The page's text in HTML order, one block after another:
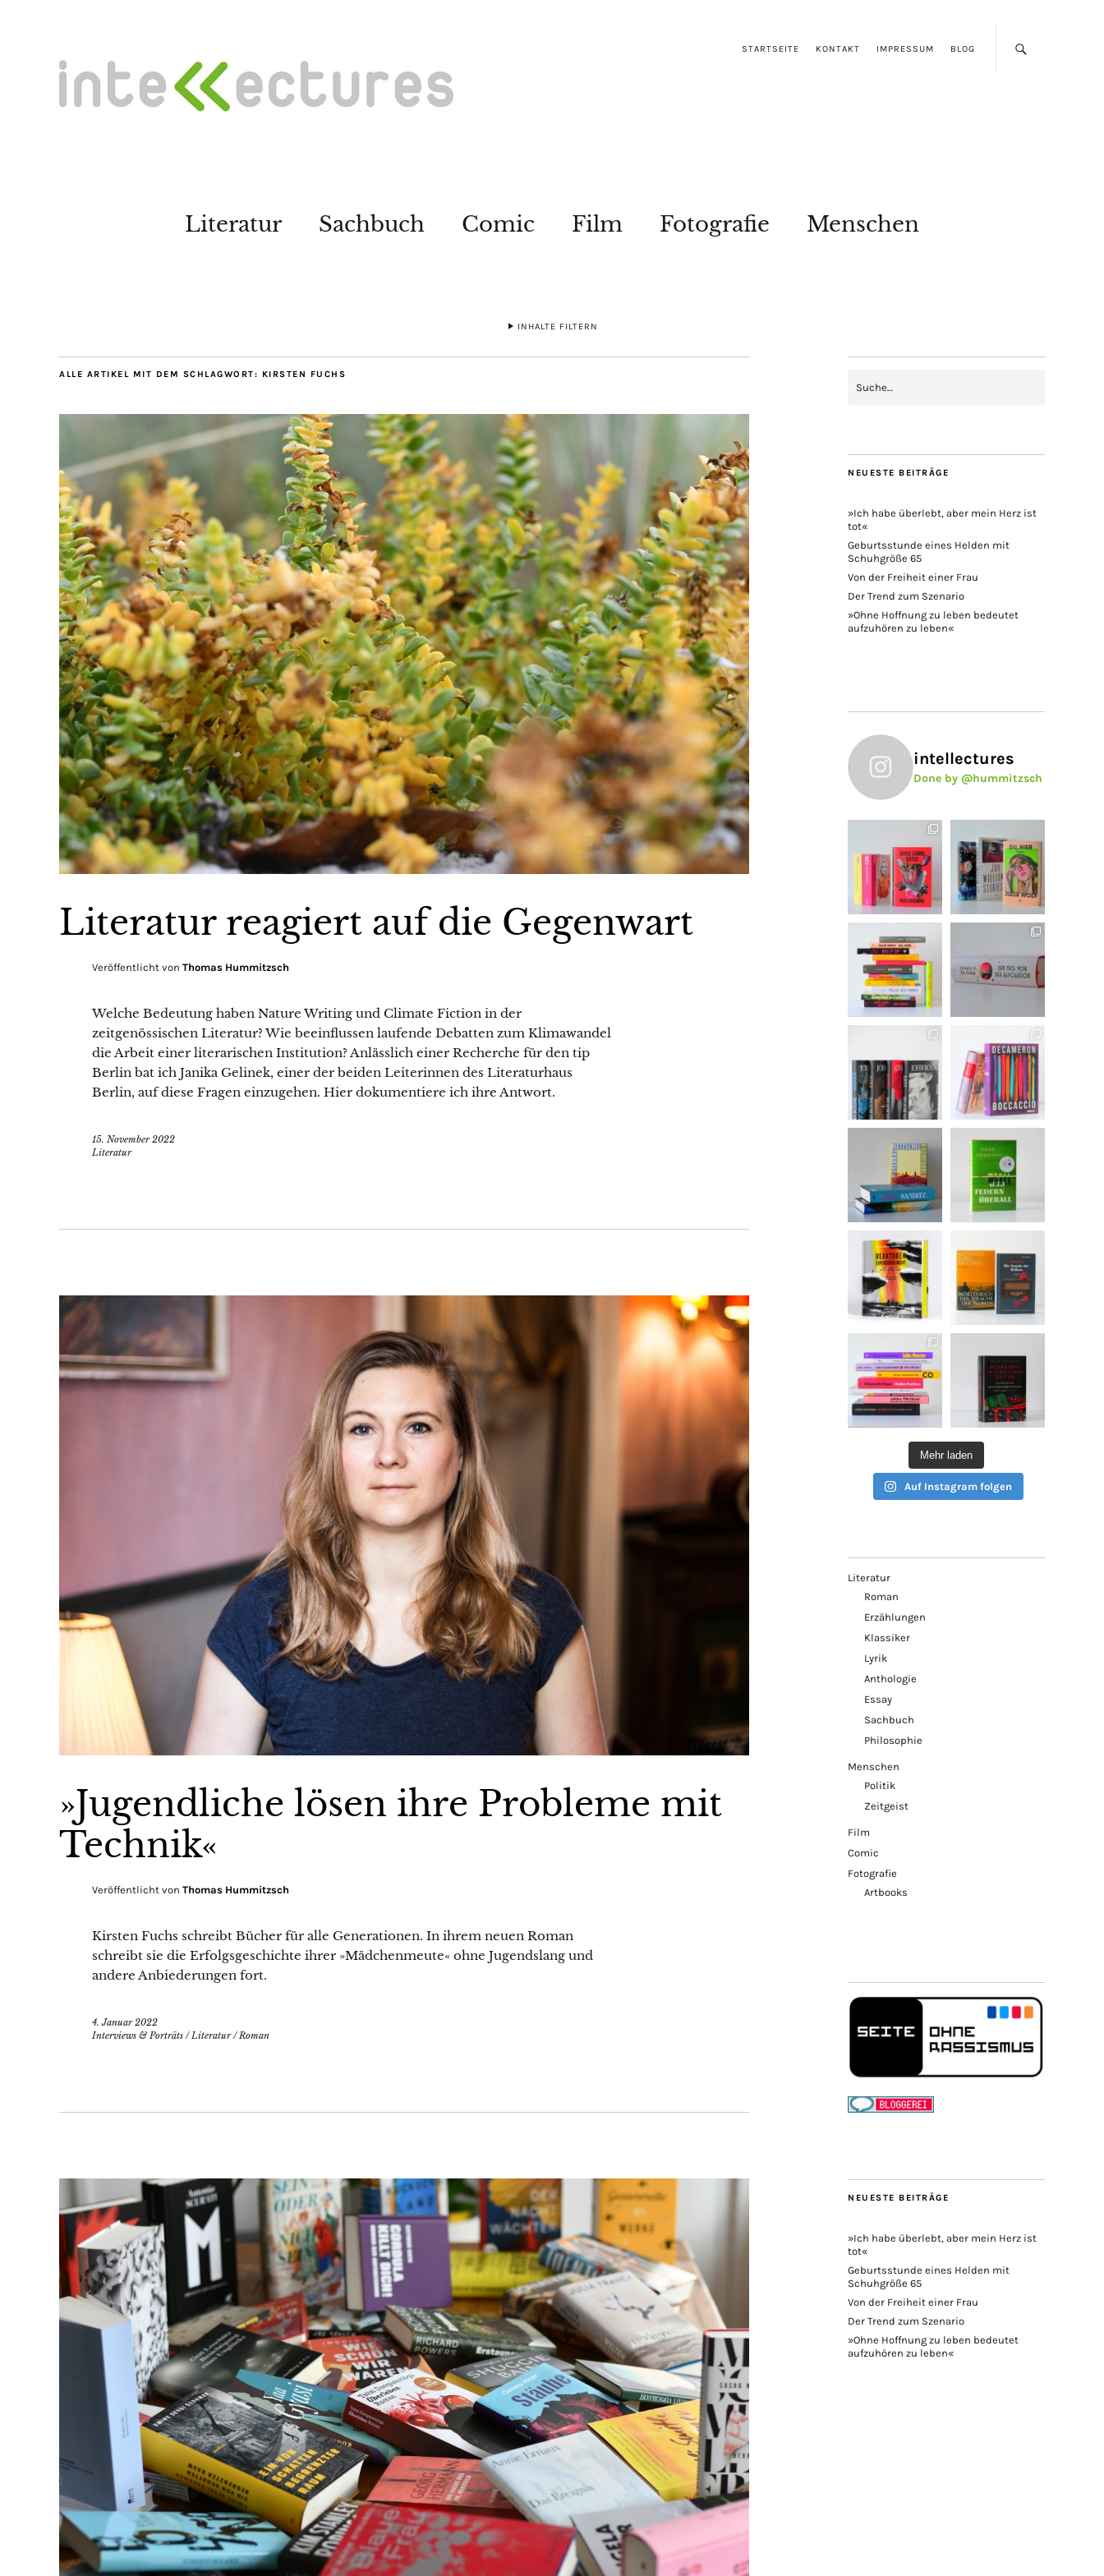
STARTSEITE KONTAKT IMPRESSUM BLOG
Literatur Sachbuch Comic Film Fotografie Menschen
INHALTE FILTERN
ALLE ARTIKEL MIT DEM SCHLAGWORT: KIRSTEN FUCHS
Literatur reagiert auf die Gegenwart
Veröffentlicht von Thomas Hummitzsch
Welche Bedeutung haben Nature Writing und Climate Fiction in der
zeitgenössischen Literatur? Wie beeinflussen laufende Debatten zum Klimawandel
die Arbeit einer literarischen Institution? Anlässlich einer Recherche für den tip
Berlin bat ich Janika Gelinek, einer der beiden Leiterinnen des Literaturhaus
Berlin, auf diese Fragen einzugehen. Hier dokumentiere ich ihre Antwort.
15. November 2022
Literatur
»Jugendliche lösen ihre Probleme mit
Technik«
Veröffentlicht von Thomas Hummitzsch
Kirsten Fuchs schreibt Bücher für alle Generationen. In ihrem neuen Roman
schreibt sie die Erfolgsgeschichte ihrer »Mädchenmeute« ohne Jugendslang und
andere Anbiederungen fort.
4. Januar 2022
Interviews & Porträts /Literatur/Roman
NEUESTE BEITRÄGE
»Ich habe überlebt, aber mein Herz ist
tot«
Geburtsstunde eines Helden mit
Schuhgröße 65
Von der Freiheit einer Frau
Der Trend zum Szenario
»Ohne Hoffnung zu leben bedeutet
aufzuhören zu leben«
intellectures
Done by @hummitzsch
Mehr laden
Auf Instagram folgen
Literatur
Roman
Erzählungen
Klassiker
Lyrik
Anthologie
Essay
Sachbuch
Philosophie
Menschen
Politik
Zeitgeist
Film
Comic
Fotografie
Artbooks
NEUESTE BEITRÄGE
»Ich habe überlebt, aber mein Herz ist
tot«
Geburtsstunde eines Helden mit
Schuhgröße 65
Von der Freiheit einer Frau
Der Trend zum Szenario
»Ohne Hoffnung zu leben bedeutet
aufzuhören zu leben«